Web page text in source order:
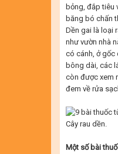
bỏng, đắp tiêu
băng bó chấn
Dền gai là loại
như vườn nhà
có cánh, ở gốc
bông dài, các
còn được xem
đem về rửa
Cây rau dền.
Một số bài